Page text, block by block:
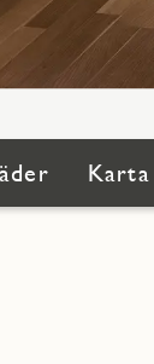
Karta